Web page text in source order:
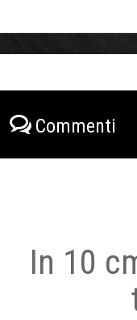
Commenti
In 10